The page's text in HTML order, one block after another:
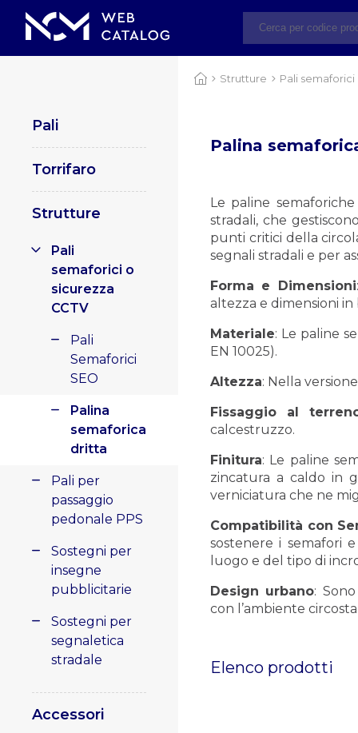
Pali
Torrifaro
Strutture
Pali
semaforici o
sicurezza
CCTV
Pali
Semaforici
SEO
Palina
semaforica
dritta
Pali per
passaggio
pedonale PPS
Sostegni per
insegne
pubblicitarie
Sostegni per
segnaletica
stradale
Accessori
Strutture Pali semaforici
Palina
Le paline
stradali, che
punti critici della
segnali stradali e per
Forma e Dimensioni
altezza e dimensioni
Materiale: Le paline
EN 10025).
Altezza: Nella
Fissaggio al
calcestruzzo.
Finitura: Le paline
zincatura a caldo in
verniciatura che ne
Compatibilità con
sostenere i semafori
luogo e del tipo di
Design urbano:
con l’ambiente
Elenco prodotti